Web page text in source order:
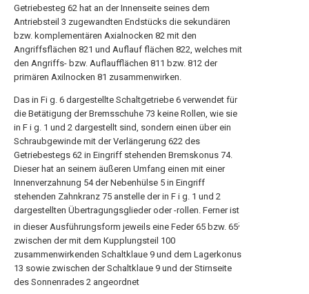
Getriebesteg 62 hat an der Innenseite seines dem
Antriebsteil 3 zugewandten Endstücks die sekundären
bzw. komplementären Axialnocken 82 mit den
Angriffsflächen 821 und Auflauf flächen 822, welches mit
den Angriffs- bzw. Auflaufflächen 811 bzw. 812 der
primären Axilnocken 81 zusammenwirken.
Das in Fi g. 6 dargestellte Schaltgetriebe 6 verwendet für
die Betätigung der Bremsschuhe 73 keine Rollen, wie sie
in F i g. 1 und 2 dargestellt sind, sondern einen über ein
Schraubgewinde mit der Verlängerung 622 des
Getriebestegs 62 in Eingriff stehenden Bremskonus 74.
Dieser hat an seinem äußeren Umfang einen mit einer
Innenverzahnung 54 der Nebenhülse 5 in Eingriff
stehenden Zahnkranz 75 anstelle der in F i g. 1 und 2
dargestellten Übertragungsglieder oder -rollen. Ferner ist
in dieser Ausführungsform jeweils eine Feder 65 bzw. 65;
zwischen der mit dem Kupplungsteil 100
zusammenwirkenden Schaltklaue 9 und dem Lagerkonus
13 sowie zwischen der Schaltklaue 9 und der Stirnseite
des Sonnenrades 2 angeordnet